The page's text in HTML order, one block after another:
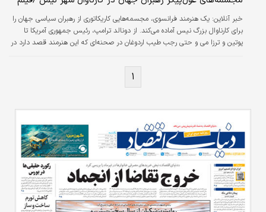
خبر آنلاین: یک هنرمند فرانسوی، مجسمه‌هایی کاریکاتوری از رهبران سیاسی جهان را
برای کارناوال بزرگ نیس آماده می‌کند. از دونالد ترامپ، رئیس جمهوری آمریکا تا
پوتین و ترزا می و حتی رجب طیب اردوغان در صحنه‌ای که این هنرمند قصد دارد در
۱